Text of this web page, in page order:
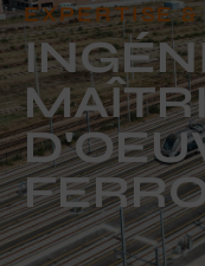
EXPERTISE